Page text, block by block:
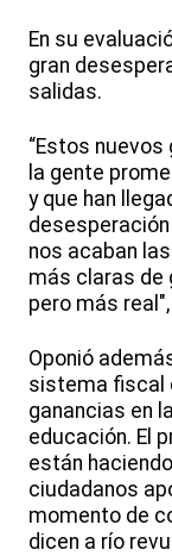
En su
gran
salidas.
“Estos
la gente
y que han
nos acaban
más claras de
pero más
Oponió
sistema fiscal
ganancias en
educación. El
están
ciudadanos
momento de
dicen a río